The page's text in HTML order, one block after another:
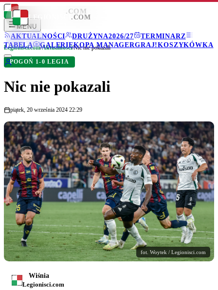
LEGIONISCI .COM
MENU
AKTUALNOŚCI
DRUŻYNA2026/27
TERMINARZ
TABELA
GALERIEKOPA MANAGERGRAJ!KOSZYKÓWKA
LEGIONISCI .COM
Legionisci.com/Aktualności/Nic nie pokazali
POGOŃ 1-0 LEGIA
Nic nie pokazali
piątek, 20 września 2024 22:29
fot. Woytek / Legionisci.com
Wiśnia
Legionisci.com